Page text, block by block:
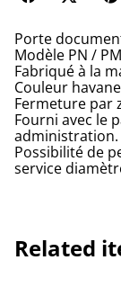
Porte
Modèle PN / PM
Fabriqué à la
Couleur
Fermeture par
Fourni avec le
administration.
Possibilité de
service
Related